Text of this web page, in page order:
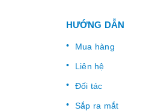
HƯỚNG DẪN
Mua hàng
Liên hệ
Đối tác
Sắp ra mắt